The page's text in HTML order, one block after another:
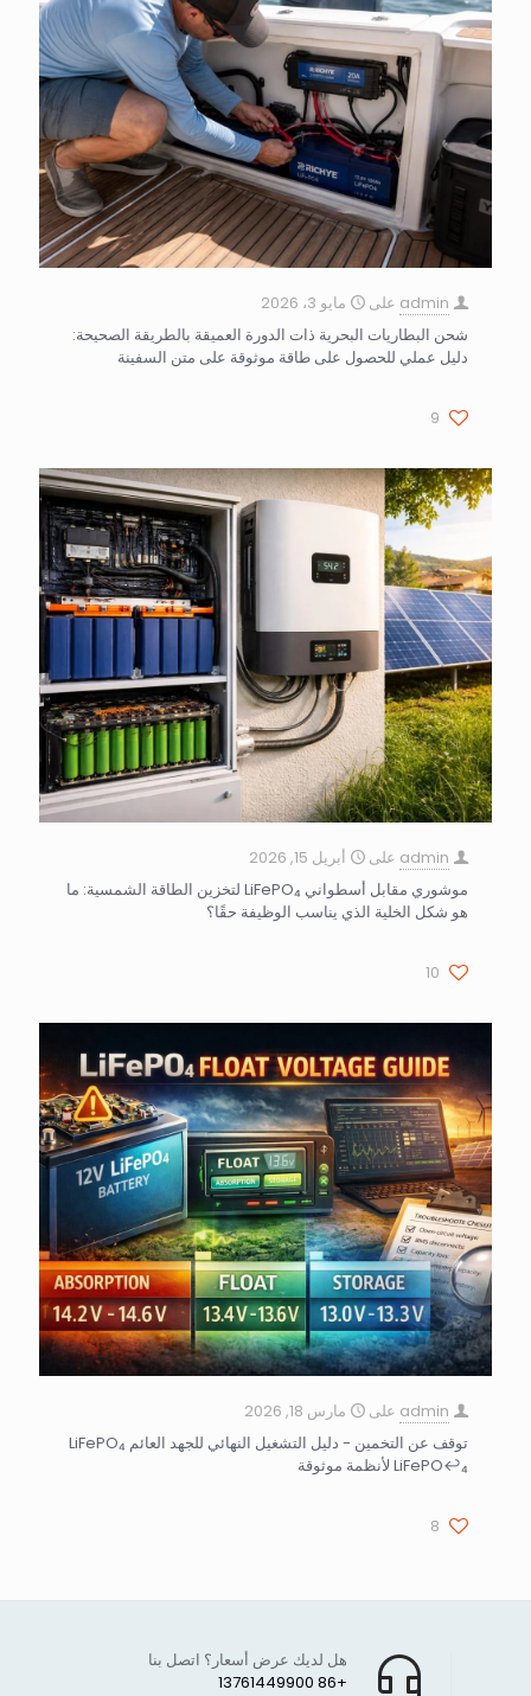
admin على
مايو 3، 2026
شحن البطاريات البحرية ذات الدورة العميقة بالطريقة الصحيحة:
دليل عملي للحصول على طاقة موثوقة على متن السفينة
9
admin على
أبريل 15, 2026
موشوري مقابل أسطواني LiFePO₄ لتخزين الطاقة الشمسية: ما
هو شكل الخلية الذي يناسب الوظيفة حقًا؟
10
admin على
مارس 18, 2026
توقف عن التخمين - دليل التشغيل النهائي للجهد العائم LiFePO₄
LiFePO↩₄ لأنظمة موثوقة
8
+86 13761449900
هل لديك عرض أسعار؟ اتصل بنا